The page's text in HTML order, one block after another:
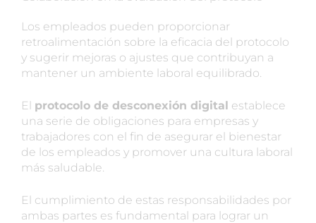
Los empleados pueden proporcionar
retroalimentación sobre la eficacia del protocolo
y sugerir mejoras o ajustes que contribuyan a
mantener un ambiente laboral equilibrado.
El protocolo de desconexión digital establece
una serie de obligaciones para empresas y
trabajadores con el fin de asegurar el bienestar
de los empleados y promover una cultura laboral
más saludable.
El cumplimiento de estas responsabilidades por
ambas partes es fundamental para lograr un